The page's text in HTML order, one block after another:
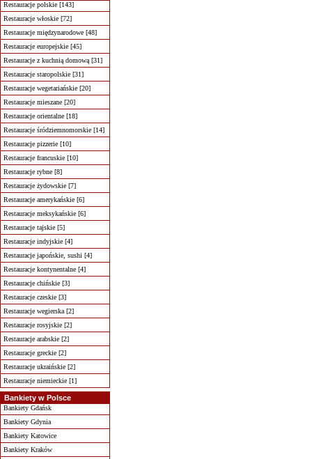
Restauracje polskie [143]
Restauracje włoskie [72]
Restauracje międzynarodowe [48]
Restauracje europejskie [45]
Restauracje z kuchnią domową [31]
Restauracje staropolskie [31]
Restauracje wegetariańskie [20]
Restauracje mieszane [20]
Restauracje orientalne [18]
Restauracje śródziemnomorskie [14]
Restauracje pizzerie [10]
Restauracje francuskie [10]
Restauracje rybne [8]
Restauracje żydowskie [7]
Restauracje amerykańskie [6]
Restauracje meksykańskie [6]
Restauracje tajskie [5]
Restauracje indyjskie [4]
Restauracje japońskie, sushi [4]
Restauracje kontynentalne [4]
Restauracje chińskie [3]
Restauracje czeskie [3]
Restauracje wegierska [2]
Restauracje rosyjskie [2]
Restauracje arabskie [2]
Restauracje greckie [2]
Restauracje ukraińskie [2]
Restauracje niemieckie [1]
Bankiety w Polsce
Bankiety Gdańsk
Bankiety Gdynia
Bankiety Katowice
Bankiety Kraków